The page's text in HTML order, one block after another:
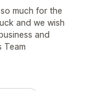
much for the
and we wish
and
Team